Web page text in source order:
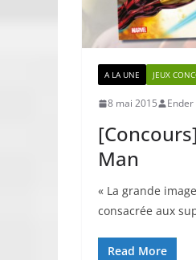
A LA UNE JEUX
8 mai 2015 Ender
Man
« La grande
consacrée aux
Read More